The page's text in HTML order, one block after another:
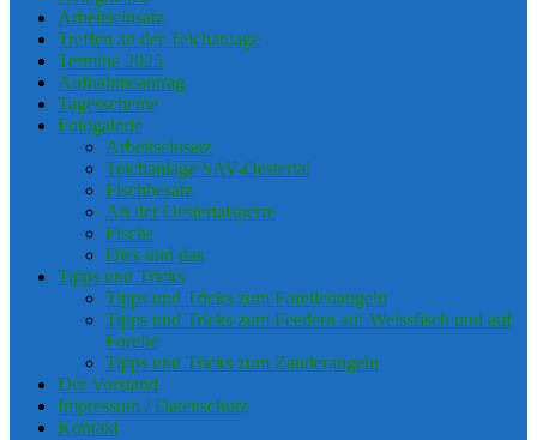
Arbeitseinsatz
Treffen an der Teichanlage
Termine 2025
Aufnahmeantrag
Tagesscheine
Fotogalerie
Arbeitseinsatz
Teichanlage SAV-Oestertal
Fischbesatz
An der Oestertalsperre
Fische
Dies und das
Tipps und Tricks
Tipps und Tricks zum Forellenangeln
Tipps und Tricks zum Feedern auf Weissfisch und auf
Forelle
Tipps und Tricks zum Zanderangeln
Der Vorstand
Impressum / Datenschutz
Kontakt